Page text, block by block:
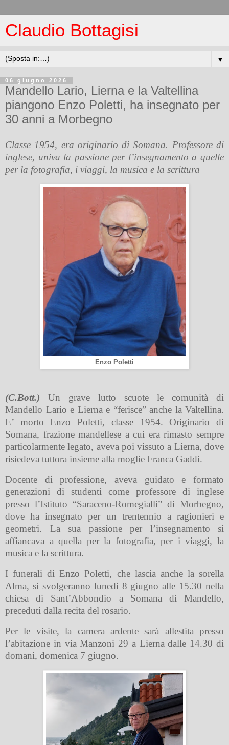
Claudio Bottagisi
▼
06 giugno 2026
Mandello Lario, Lierna e la Valtellina
piangono Enzo Poletti, ha insegnato per
30 anni a Morbegno
Classe 1954, era originario di Somana. Professore di
inglese, univa la passione per l’insegnamento a quelle
per la fotografia, i viaggi, la musica e la scrittura
Enzo Poletti
(C.Bott.) Un grave lutto scuote le comunità di
Mandello Lario e Lierna e “ferisce” anche la Valtellina.
E’ morto Enzo Poletti, classe 1954. Originario di
Somana, frazione mandellese a cui era rimasto sempre
particolarmente legato, aveva poi vissuto a Lierna, dove
risiedeva tuttora insieme alla moglie Franca Gaddi.
Docente di professione, aveva guidato e formato
generazioni di studenti come professore di inglese
presso l’Istituto “Saraceno-Romegialli” di Morbegno,
dove ha insegnato per un trentennio a ragionieri e
geometri. La sua passione per l’insegnamento si
affiancava a quella per la fotografia, per i viaggi, la
musica e la scrittura.
I funerali di Enzo Poletti, che lascia anche la sorella
Alma, si svolgeranno lunedì 8 giugno alle 15.30 nella
chiesa di Sant’Abbondio a Somana di Mandello,
preceduti dalla recita del rosario.
Per le visite, la camera ardente sarà allestita presso
l’abitazione in via Manzoni 29 a Lierna dalle 14.30 di
domani, domenica 7 giugno.